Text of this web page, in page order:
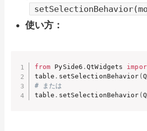
使い方：
from PySide6 .QtWidgets
table . setSelectionBehavior (
# または
table . setSelectionBehavior (